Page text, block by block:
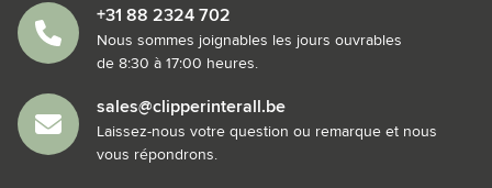
+31 88 2324 702
Nous sommes joignables les jours ouvrables
de 8:30 à 17:00 heures.
sales@clipperinterall.be
Laissez-nous votre question ou remarque et nous
vous répondrons.